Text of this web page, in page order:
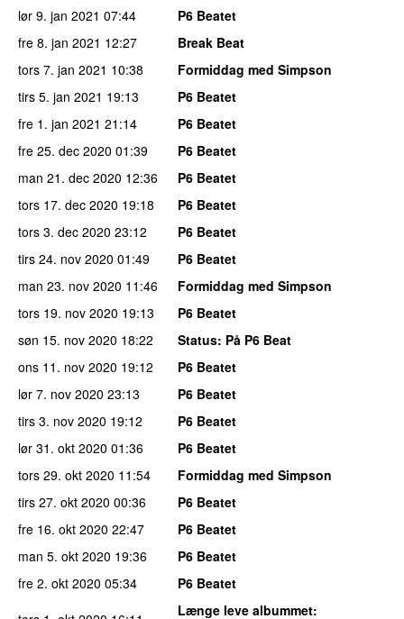
lør 9. jan 2021 07:44
P6 Beatet
fre 8. jan 2021 12:27
Break Beat
tors 7. jan 2021 10:38
Formiddag med Simpson
tirs 5. jan 2021 19:13
P6 Beatet
fre 1. jan 2021 21:14
P6 Beatet
fre 25. dec 2020 01:39
P6 Beatet
man 21. dec 2020 12:36
P6 Beatet
tors 17. dec 2020 19:18
P6 Beatet
tors 3. dec 2020 23:12
P6 Beatet
tirs 24. nov 2020 01:49
P6 Beatet
man 23. nov 2020 11:46
Formiddag med Simpson
tors 19. nov 2020 19:13
P6 Beatet
søn 15. nov 2020 18:22 Status: På P6 Beat
ons 11. nov 2020 19:12
P6 Beatet
lør 7. nov 2020 23:13
P6 Beatet
tirs 3. nov 2020 19:12
P6 Beatet
lør 31. okt 2020 01:36
P6 Beatet
tors 29. okt 2020 11:54
Formiddag med Simpson
tirs 27. okt 2020 00:36
P6 Beatet
fre 16. okt 2020 22:47
P6 Beatet
man 5. okt 2020 19:36
P6 Beatet
fre 2. okt 2020 05:34
P6 Beatet
Længe leve albummet: